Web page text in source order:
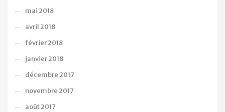
mai 2018
avril 2018
février 2018
janvier 2018
décembre 2017
novembre 2017
août 2017